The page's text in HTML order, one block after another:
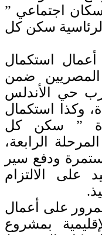
اجتماعي ”
الرئاسية سكن كل
أعمال استكمال
ضمن
حي الأندلس
وكذا استكمال
298 عمارة ” سكن كل
الرابعة،
ودفع سير
على الالتزام
على أعمال
بمشروع